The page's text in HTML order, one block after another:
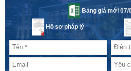
Bảng giá mới 07/
Hồ sơ pháp lý